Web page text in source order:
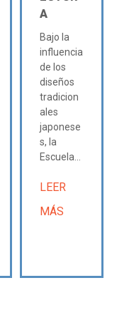
A
Bajo la
influencia
de los
diseños
tradicion
ales
japonese
s, la
Escuela...
LEER
MÁS